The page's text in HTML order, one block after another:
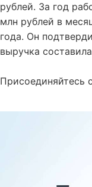
рублей. За год
млн рублей в
года. Он
выручка
Присоединяйтесь